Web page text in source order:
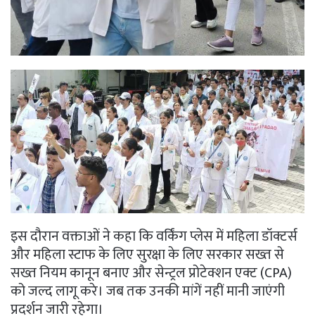
इस दौरान वक्ताओं ने कहा कि वर्किंग प्लेस में महिला डॉक्टर्स
और महिला स्टाफ के लिए सुरक्षा के लिए सरकार सख्त से
सख्त नियम कानून बनाए और सेन्ट्रल प्रोटेक्शन एक्ट (CPA)
को जल्द लागू करे। जब तक उनकी मांगें नहीं मानी जाएंगी
प्रदर्शन जारी रहेगा।